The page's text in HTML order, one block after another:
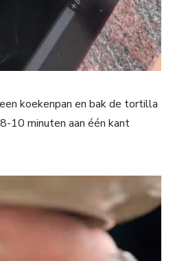
koekenpan en bak de tortilla
10 minuten aan één kant